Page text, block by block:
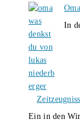
In
Ein in den